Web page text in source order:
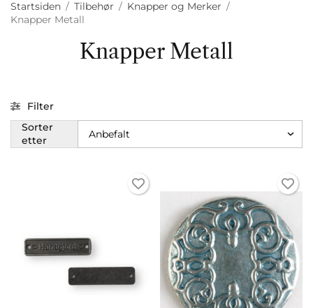
Startsiden / Tilbehør / Knapper og Merker /
Knapper Metall
Knapper Metall
Filter
Sorter
etter